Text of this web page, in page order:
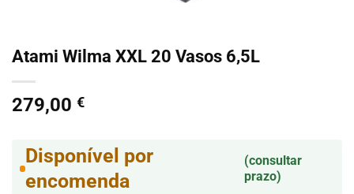
Atami Wilma XXL 20 Vasos 6,5L
279,00 €
Disponível por
encomenda
(consultar
prazo)